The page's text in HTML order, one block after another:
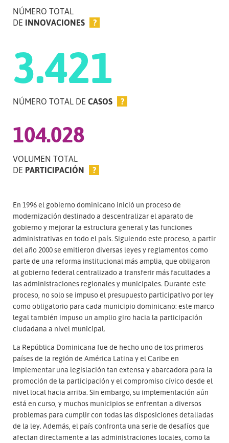
NÚMERO TOTAL
DE INNOVACIONES ?
3.421
NÚMERO TOTAL DE CASOS ?
104.028
VOLUMEN TOTAL
DE PARTICIPACIÓN ?
En 1996 el gobierno dominicano inició un proceso de
modernización destinado a descentralizar el aparato de
gobierno y mejorar la estructura general y las funciones
administrativas en todo el país. Siguiendo este proceso, a partir
del año 2000 se emitieron diversas leyes y reglamentos como
parte de una reforma institucional más amplia, que obligaron
al gobierno federal centralizado a transferir más facultades a
las administraciones regionales y municipales. Durante este
proceso, no solo se impuso el presupuesto participativo por ley
como obligatorio para cada municipio dominicano: este marco
legal también impuso un amplio giro hacia la participación
ciudadana a nivel municipal.
La República Dominicana fue de hecho uno de los primeros
países de la región de América Latina y el Caribe en
implementar una legislación tan extensa y abarcadora para la
promoción de la participación y el compromiso cívico desde el
nivel local hacia arriba. Sin embargo, su implementación aún
está en curso, y muchos municipios se enfrentan a diversos
problemas para cumplir con todas las disposiciones detalladas
de la ley. Además, el país confronta una serie de desafíos que
afectan directamente a las administraciones locales, como la